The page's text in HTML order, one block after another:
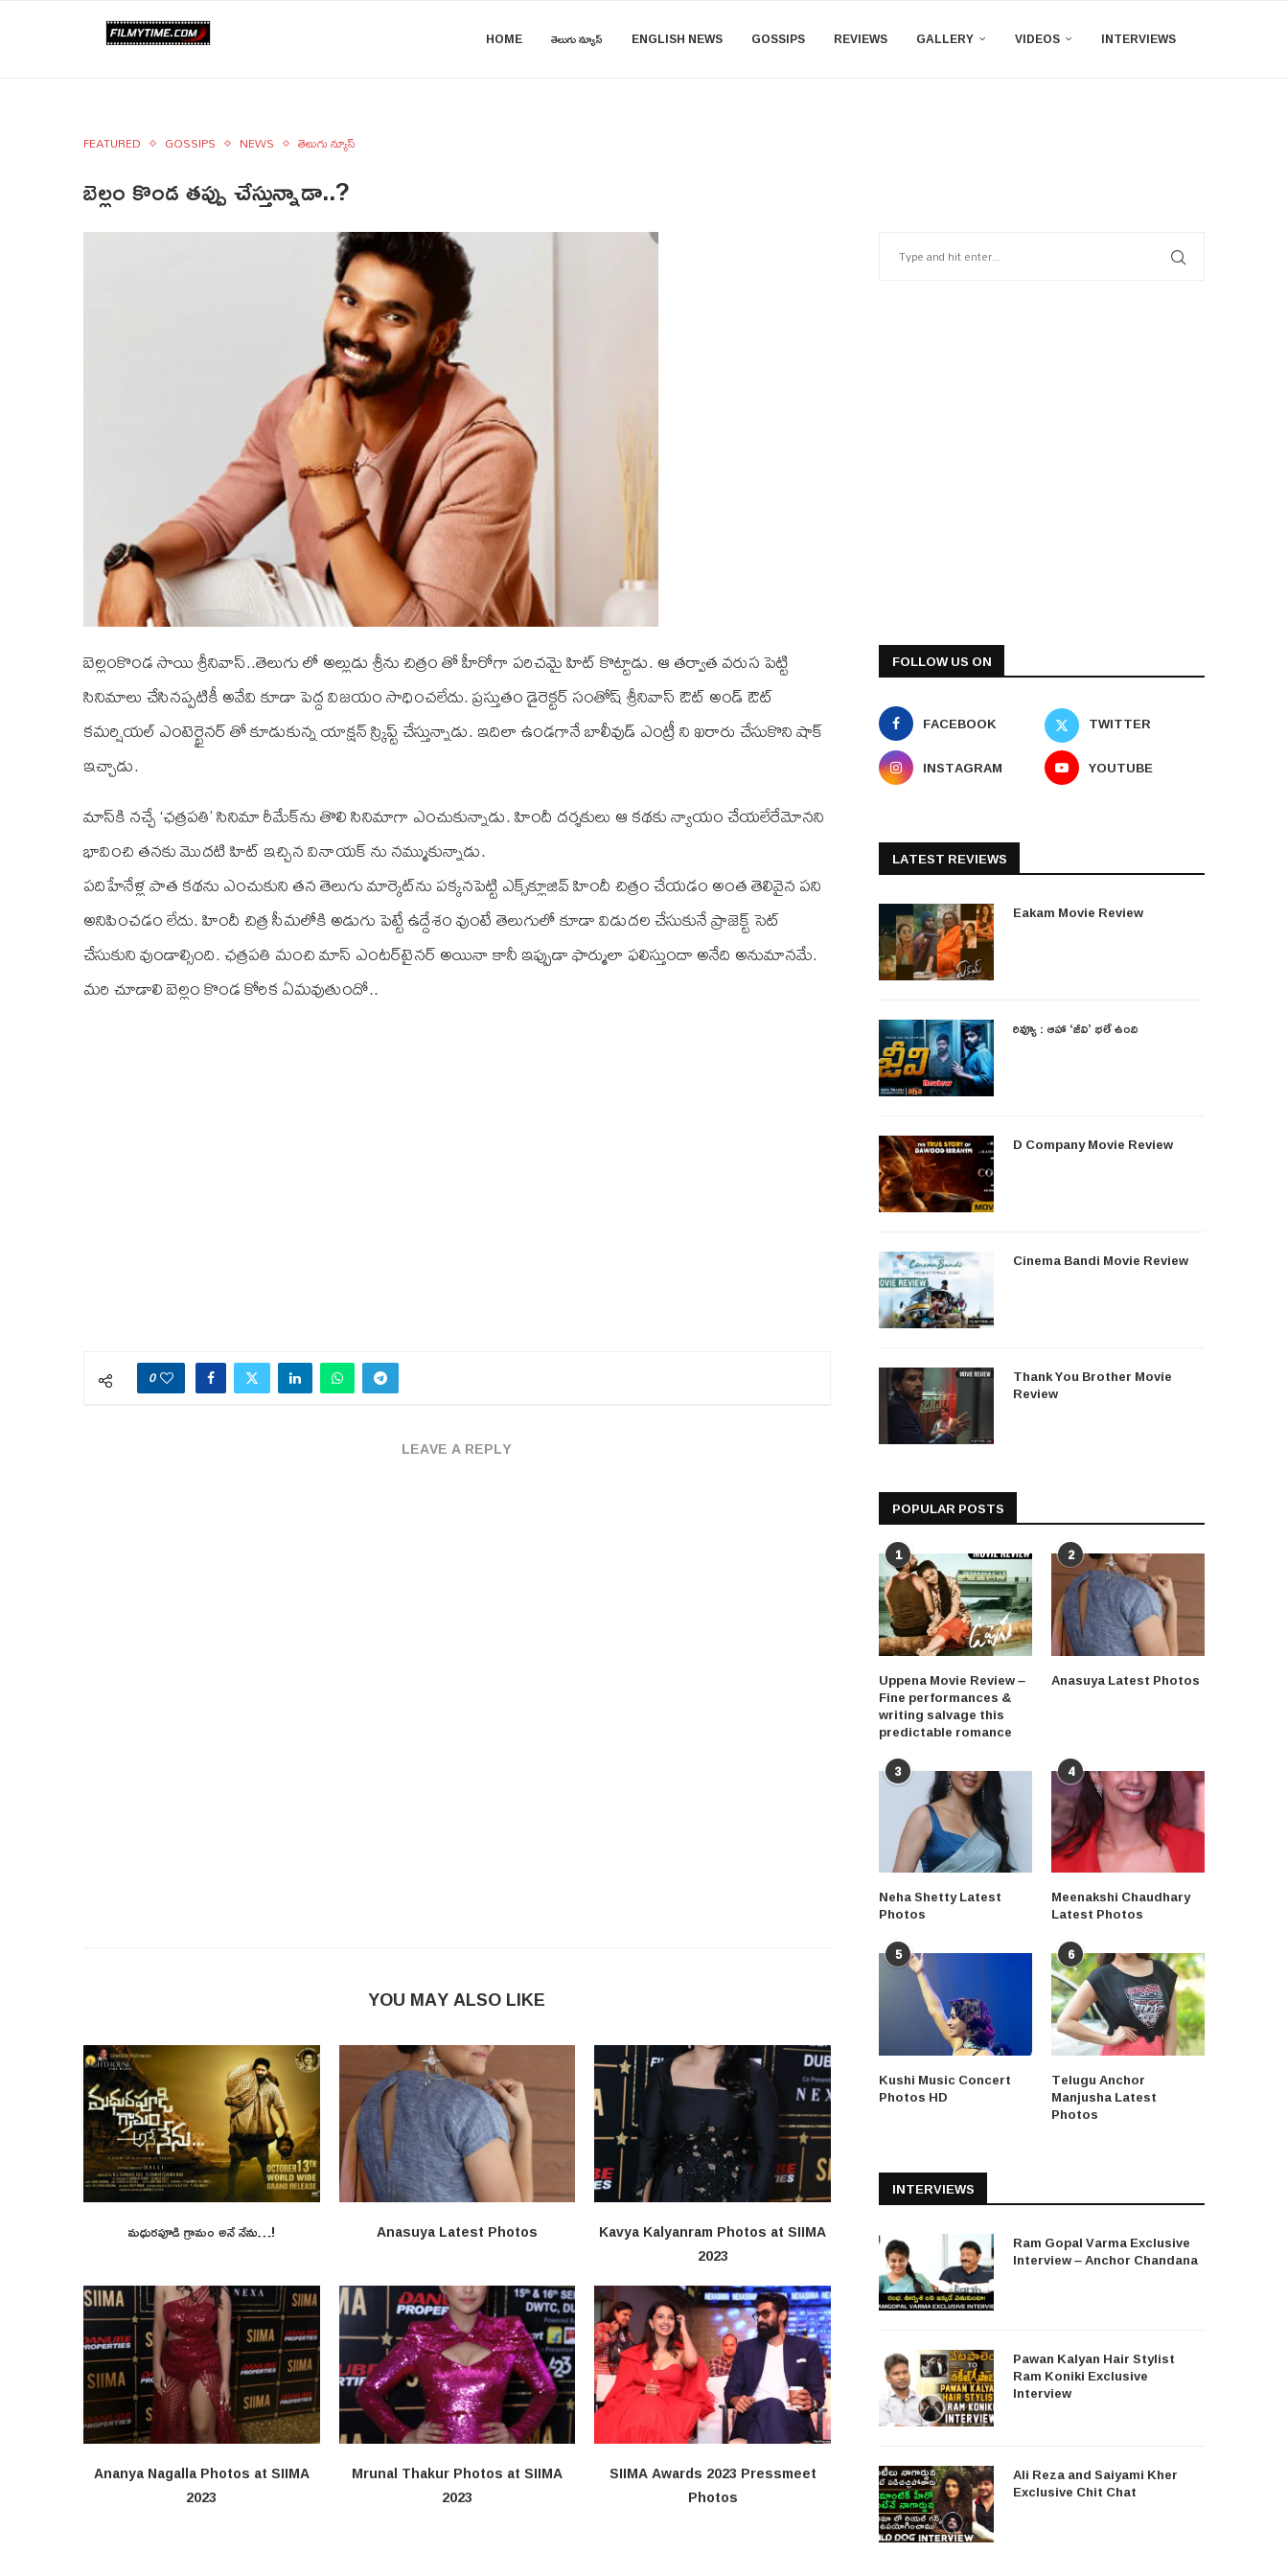
HOME తెలుగు న్యూస్ ENGLISH NEWS GOSSIPS REVIEWS GALLERY VIDEOS INTERVIEWS
FEATURED GOSSIPS NEWS తెలుగు న్యూస్
బెల్లం కొండ తప్పు చేస్తున్నాడా..?
బెల్లంకొండ సాయి శ్రీనివాస్..తెలుగు లో అల్లుడు శ్రీను చిత్రం తో హీరోగా పరిచమై హిట్ కొట్టాడు. ఆ తర్వాత వరుస పెట్టి
సినిమాలు చేసినప్పటికీ అవేవి కూడా పెద్ద విజయం సాధించలేదు. ప్రస్తుతం డైరెక్ట‌ర్ సంతోష్ శ్రీనివాస్ ఔట్ అండ్ ఔట్
కమర్షియల్ ఎంటెర్టైనర్ తో కూడుకున్న యాక్షన్ స్క్రిప్ట్ చేస్తున్నాడు. ఇదిలా ఉండగానే బాలీవుడ్ ఎంట్రీ ని ఖరారు చేసుకొని షాక్
ఇచ్చాడు.
మాస్‌కి నచ్చే ‘ఛత్రపతి’ సినిమా రీమేక్‌ను తొలి సినిమాగా ఎంచుకున్నాడు. హిందీ దర్శకులు ఆ కథకు న్యాయం చేయలేరేమోనని
భావించి తనకు మొదటి హిట్ ఇచ్చిన వినాయక్ ను నమ్ముకున్నాడు.
పదిహేనేళ్ల పాత కథను ఎంచుకుని తన తెలుగు మార్కెట్‌ను పక్కనపెట్టి ఎక్స్‌క్లూజివ్ హిందీ చిత్రం చేయడం అంత తెలివైన పని
అనిపించడం లేదు. హిందీ చిత్ర సీమలోకి అడుగు పెట్టే ఉద్దేశం వుంటే తెలుగులో కూడా విడుదల చేసుకునే ప్రాజెక్ట్ సెట్
చేసుకుని వుండాల్సింది. ఛత్రపతి మంచి మాస్ ఎంటర్‌టైనర్ అయినా కానీ ఇప్పుడా ఫార్ములా ఫలిస్తుందా అనేది అనుమానమే.
మరి చూడాలి బెల్లం కొండ కోరిక ఏమవుతుందో..
0
LEAVE A REPLY
YOU MAY ALSO LIKE
మధురపూడి గ్రామం అనే నేను…! Anasuya Latest Photos
Kavya Kalyanram Photos at SIIMA
2023
Ananya Nagalla Photos at SIIMA
2023
Mrunal Thakur Photos at SIIMA
2023
SIIMA Awards 2023 Pressmeet
Photos
FOLLOW US ON
FACEBOOK
TWITTER
INSTAGRAM
YOUTUBE
LATEST REVIEWS
Eakam Movie Review
రివ్యూ : ఆహా ‘జీవి’ భలే ఉంది
D Company Movie Review
Cinema Bandi Movie Review
Thank You Brother Movie
Review
POPULAR POSTS
1
Uppena Movie Review –
Fine performances &
writing salvage this
predictable romance
2
Anasuya Latest Photos
3
Neha Shetty Latest
Photos
4
Meenakshi Chaudhary
Latest Photos
5
Kushi Music Concert
Photos HD
6
Telugu Anchor
Manjusha Latest
Photos
INTERVIEWS
Ram Gopal Varma Exclusive
Interview – Anchor Chandana
Pawan Kalyan Hair Stylist
Ram Koniki Exclusive
Interview
Ali Reza and Saiyami Kher
Exclusive Chit Chat